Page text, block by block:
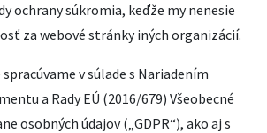
ochrany súkromia, keďže my nenesie
za webové stránky iných organizácií.
spracúvame v súlade s Nariadením
a Rady EÚ (2016/679) Všeobecné
osobných údajov („GDPR“), ako aj s